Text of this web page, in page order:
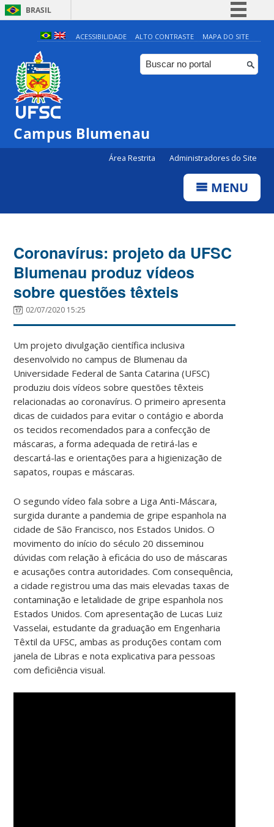
BRASIL
Simplifique!
Comunica BR
Participe
ACESSIBILIDADE ALTO CONTRASTE MAPA DO SITE
Campus Blumenau
Área Restrita Administradores do Site
MENU
Coronavírus: projeto da UFSC
Blumenau produz vídeos
sobre questões têxteis
02/07/2020 15:25
Um projeto divulgação científica inclusiva
desenvolvido no campus de Blumenau da
Universidade Federal de Santa Catarina (UFSC)
produziu dois vídeos sobre questões têxteis
relacionadas ao coronavírus. O primeiro apresenta
dicas de cuidados para evitar o contágio e aborda
os tecidos recomendados para a confecção de
máscaras, a forma adequada de retirá-las e
descartá-las e orientações para a higienização de
sapatos, roupas e máscaras.
O segundo vídeo fala sobre a Liga Anti-Máscara,
surgida durante a pandemia de gripe espanhola na
cidade de São Francisco, nos Estados Unidos. O
movimento do início do século 20 disseminou
dúvidas com relação à eficácia do uso de máscaras
e acusações contra autoridades. Com consequência,
a cidade registrou uma das mais elevadas taxas de
contaminação e letalidade de gripe espanhola nos
Estados Unidos. Com apresentação de Lucas Luiz
Vasselai, estudante da graduação em Engenharia
Têxtil da UFSC, ambas as produções contam com
janela de Libras e nota explicativa para pessoas
com deficiência visual.